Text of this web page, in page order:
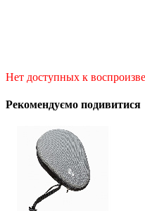
Нет доступных к
Рекомендуємо подивитися